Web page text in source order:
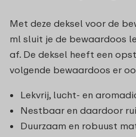
Met deze deksel voor de
ml sluit je de bewaardoos
af. De deksel heeft een
volgende bewaardoos er
Lekvrij, lucht- en
Nestbaar en daardoor
Duurzaam en robuust